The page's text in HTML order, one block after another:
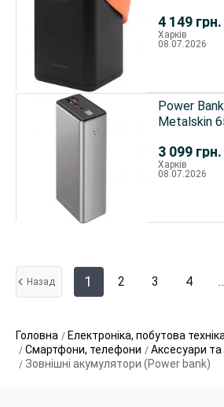
4 149 грн.
Харків
08.07.2026
3 099 грн.
Power
Metalskin
Харків
08.07.2026
Назад 1 2 3 4
Головна
Електроніка, побутова техніка
Смартфони, телефони
Аксесуари
Зовнішні акумулятори (Power bank)